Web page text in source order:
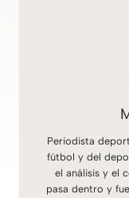
Periodista
fútbol y del
el análisis y el
pasa dentro y